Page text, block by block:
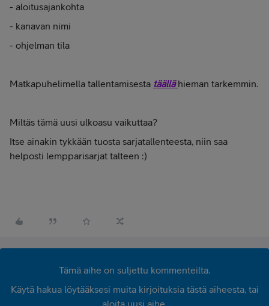
- aloitusajankohta
- kanavan nimi
- ohjelman tila
Matkapuhelimella tallentamisesta täällä hieman tarkemmin.
Miltäs tämä uusi ulkoasu vaikuttaa?
Itse ainakin tykkään tuosta sarjatallenteesta, niin saa
helposti lempparisarjat talteen :)
Tämä aihe on suljettu kommenteilta.
Käytä hakua löytääksesi muita kirjoituksia tästä aiheesta, tai
aloita uusi aihe.